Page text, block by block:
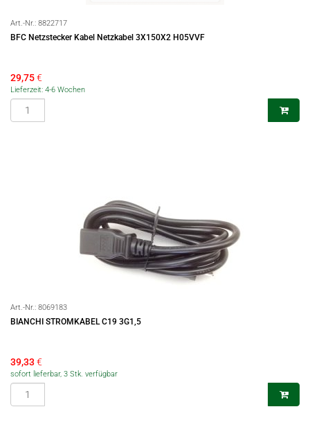
Art.-Nr.: 8822717
BFC Netzstecker Kabel Netzkabel 3X150X2 H05VVF
29,75€
Lieferzeit: 4-6 Wochen
Art.-Nr.: 8069183
BIANCHI STROMKABEL C19 3G1,5
39,33€
sofort lieferbar, 3 Stk. verfügbar